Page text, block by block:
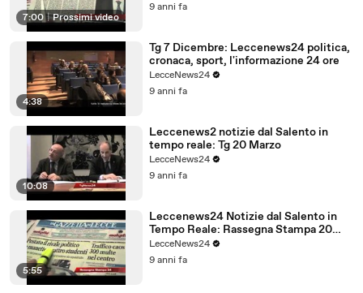
7:00 | Prossimi video
9 anni fa
4:38
Tg 7 Dicembre: Leccenews24 politica,
cronaca, sport, l'informazione 24 ore
LecceNews24
9 anni fa
10:08
Leccenews2 notizie dal Salento in
tempo reale: Tg 20 Marzo
LecceNews24
9 anni fa
5:55
Leccenews24 Notizie dal Salento in
Tempo Reale: Rassegna Stampa 20
Marzo
LecceNews24
9 anni fa